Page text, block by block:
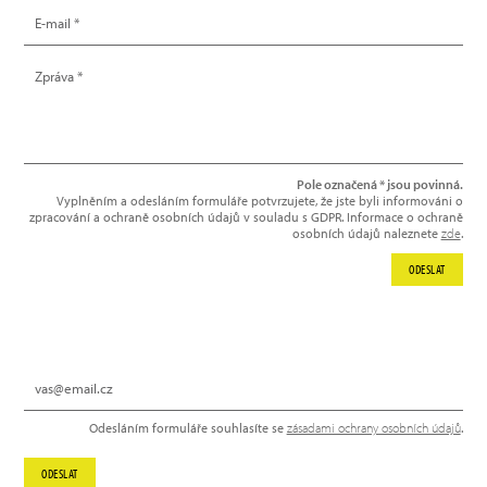
Odesláním formuláře souhlasíte se zásadami ochrany osobních údajů.
ODESLAT
Pole označená * jsou povinná.
Vyplněním a odesláním formuláře potvrzujete, že jste byli informováni o
zpracování a ochraně osobních údajů v souladu s GDPR. Informace o ochraně
osobních údajů naleznete zde.
ODESLAT